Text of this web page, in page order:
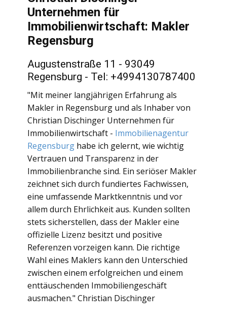
Unternehmen für
Immobilienwirtschaft: Makler
Regensburg
Augustenstraße 11 - 93049
Regensburg - Tel: +4994130787400
"Mit meiner langjährigen Erfahrung als
Makler in Regensburg und als Inhaber von
Christian Dischinger Unternehmen für
Immobilienwirtschaft - Immobilienagentur
Regensburg habe ich gelernt, wie wichtig
Vertrauen und Transparenz in der
Immobilienbranche sind. Ein seriöser Makler
zeichnet sich durch fundiertes Fachwissen,
eine umfassende Marktkenntnis und vor
allem durch Ehrlichkeit aus. Kunden sollten
stets sicherstellen, dass der Makler eine
offizielle Lizenz besitzt und positive
Referenzen vorzeigen kann. Die richtige
Wahl eines Maklers kann den Unterschied
zwischen einem erfolgreichen und einem
enttäuschenden Immobiliengeschäft
ausmachen." Christian Dischinger